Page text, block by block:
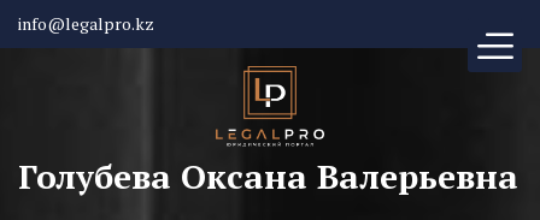
info@legalpro.kz
Голубева Оксана Валерьевна